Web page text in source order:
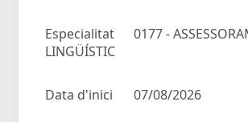
Especialitat
0177 -
LINGÜÍSTIC
Data d'inici 07/08/2026